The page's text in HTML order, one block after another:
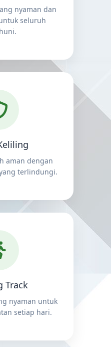
nyaman dan
seluruh
aman dengan
terlindungi.
Track
nyaman untuk
setiap hari.